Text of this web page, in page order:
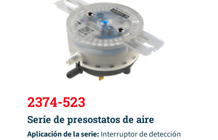
2374-523
Serie de presostatos de aire
Aplicación de la serie: Interruptor de detección